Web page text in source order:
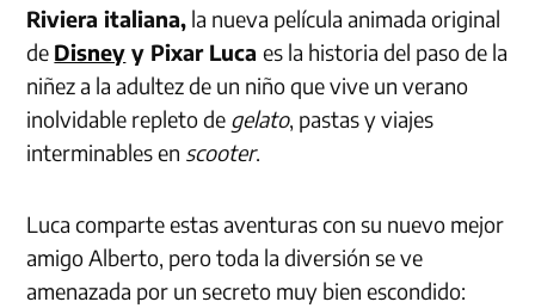
Riviera italiana, la nueva película animada original
de Disney y Pixar Lucaes la historia del paso de la
niñez a la adultez de un niño que vive un verano
inolvidable repleto de gelato, pastas y viajes
interminables en scooter.
Luca comparte estas aventuras con su nuevo mejor
amigo Alberto, pero toda la diversión se ve
amenazada por un secreto muy bien escondido: